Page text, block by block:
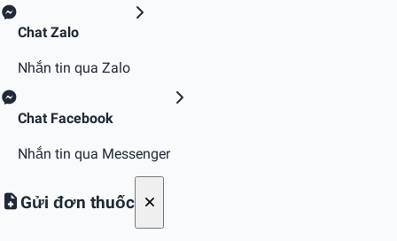
Chat Zalo
Nhắn tin qua Zalo
Chat Facebook
Nhắn tin qua Messenger
Gửi đơn thuốc